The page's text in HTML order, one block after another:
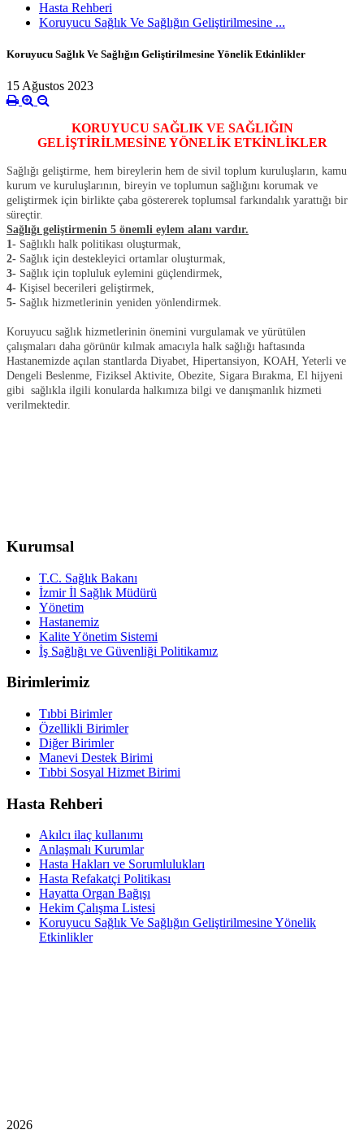
Hasta Rehberi
Koruyucu Sağlık Ve Sağlığın Geliştirilmesine ...
Koruyucu Sağlık Ve Sağlığın Geliştirilmesine Yönelik Etkinlikler
15 Ağustos 2023
KORUYUCU SAĞLIK VE SAĞLIĞIN
GELİŞTİRİLMESİNE YÖNELİK ETKİNLİKLER
Sağlığı geliştirme, hem bireylerin hem de sivil toplum kuruluşların, kamu
kurum ve kuruluşlarının, bireyin ve toplumun sağlığını korumak ve
geliştirmek için birlikte çaba göstererek toplumsal farkındalık yarattığı bir
süreçtir.
Sağlığı geliştirmenin 5 önemli eylem alanı vardır.
1- Sağlıklı halk politikası oluşturmak,
2- Sağlık için destekleyici ortamlar oluşturmak,
3- Sağlık için topluluk eylemini güçlendirmek,
4- Kişisel becerileri geliştirmek,
5- Sağlık hizmetlerinin yeniden yönlendirmek.
Koruyucu sağlık hizmetlerinin önemini vurgulamak ve yürütülen
çalışmaları daha görünür kılmak amacıyla halk sağlığı haftasında
Hastanemizde açılan stantlarda Diyabet, Hipertansiyon, KOAH, Yeterli ve
Dengeli Beslenme, Fiziksel Aktivite, Obezite, Sigara Bırakma, El hijyeni
gibi sağlıkla ilgili konularda halkımıza bilgi ve danışmanlık hizmeti
verilmektedir.
Kurumsal
T.C. Sağlık Bakanı
İzmir İl Sağlık Müdürü
Yönetim
Hastanemiz
Kalite Yönetim Sistemi
İş Sağlığı ve Güvenliği Politikamız
Birimlerimiz
Tıbbi Birimler
Özellikli Birimler
Diğer Birimler
Manevi Destek Birimi
Tıbbi Sosyal Hizmet Birimi
Hasta Rehberi
Akılcı ilaç kullanımı
Anlaşmalı Kurumlar
Hasta Hakları ve Sorumlulukları
Hasta Refakatçi Politikası
Hayatta Organ Bağışı
Hekim Çalışma Listesi
Koruyucu Sağlık Ve Sağlığın Geliştirilmesine Yönelik
Etkinlikler
2026